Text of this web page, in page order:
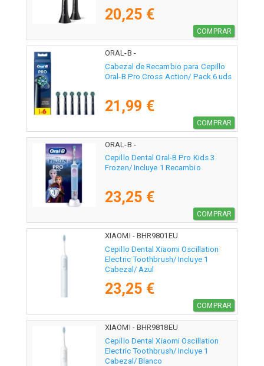
20,25 €
COMPRAR
ORAL-B -
Cabezal de Recambio para Cepillo
Oral-B Pro Cross Action/ Pack 6 uds
21,99 €
COMPRAR
ORAL-B -
Cepillo Dental Oral-B Pro Kids 3
Frozen/ Incluye 1 Recambio
23,25 €
COMPRAR
XIAOMI - BHR9801EU
Cepillo Dental Xiaomi Oscillation
Electric Toothbrush/ Incluye 1
Cabezal/ Azul
23,25 €
COMPRAR
XIAOMI - BHR9818EU
Cepillo Dental Xiaomi Oscillation
Electric Toothbrush/ Incluye 1
Cabezal/ Blanco